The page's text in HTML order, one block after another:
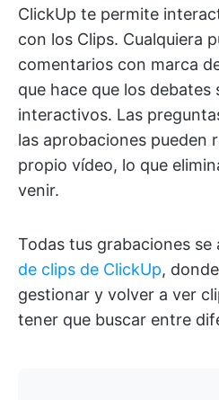
ClickUp te permite
con los Clips. Cualquiera
comentarios con marca
que hace que los debates
interactivos. Las
las aprobaciones pueden
propio vídeo, lo que
venir.
Todas tus grabaciones se
de clips de ClickUp,
gestionar y volver a ver
tener que buscar entre